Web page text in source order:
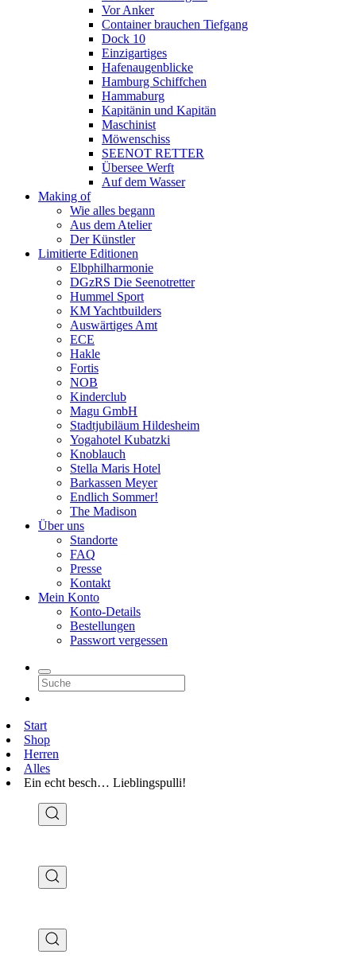
Vor Anker
Container brauchen Tiefgang
Dock 10
Einzigartiges
Hafenaugen­blicke
Hamburg Schiffchen
Hammaburg
Kapitänin und Kapitän
Maschinist
Möwenschiss
SEENOT RETTER
Übersee Werft
Auf dem Wasser
Making of
Wie alles begann
Aus dem Atelier
Der Künstler
Limitierte Editionen
Elbphilharmonie
DGzRS Die Seenotretter
Hummel Sport
KM Yachtbuilders
Auswärtiges Amt
ECE
Hakle
Fortis
NOB
Kinderclub
Magu GmbH
Stadtjubiläum Hildesheim
Yogahotel Kubatzki
Knoblauch
Stella Maris Hotel
Barkassen Meyer
Endlich Sommer!
The Madison
Über uns
Standorte
FAQ
Presse
Kontakt
Mein Konto
Konto-Details
Bestellungen
Passwort vergessen
Start
Shop
Herren
Alles
Ein echt besch… Lieblingspulli!